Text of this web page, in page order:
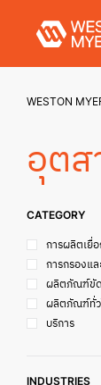
WESTON
อุตส
CATEGORY
การผลิตเยื่
การกรองแ
ผลิตภัณฑ์ขัด
ผลิตภัณฑ์ทั่ว
บริการ
INDUSTRIES